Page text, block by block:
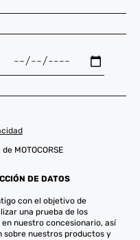
MOTOCORSE
DE DATOS
con el objetivo de
una prueba de los
nuestro concesionario, así
sobre nuestros productos y